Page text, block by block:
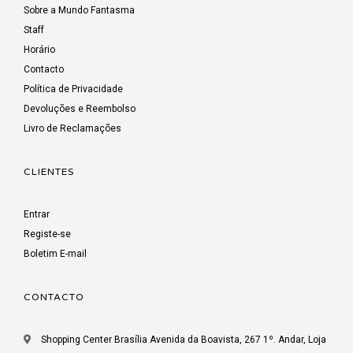
Sobre a Mundo Fantasma
Staff
Horário
Contacto
Política de Privacidade
Devoluções e Reembolso
Livro de Reclamações
CLIENTES
Entrar
Registe-se
Boletim E-mail
CONTACTO
Shopping Center Brasília Avenida da Boavista, 267 1º. Andar, Loja